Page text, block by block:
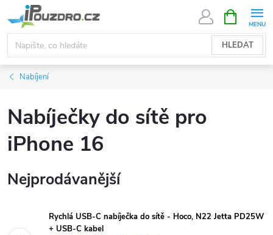
na
obsah
HLEDAT
NÁKUPNÍ
KOŠÍK
Nabíjení
Nabíječky do sítě pro
iPhone 16
Nejprodávanější
Rychlá USB-C nabíječka do sítě - Hoco, N22 Jetta PD25W
+ USB-C kabel